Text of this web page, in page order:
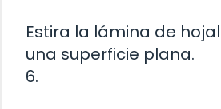
Estira la lámina de
una superficie plana.
6.